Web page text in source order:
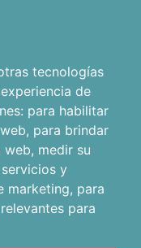
tecnologías
de
para habilitar
, para brindar
web, medir su
y
marketing, para
para